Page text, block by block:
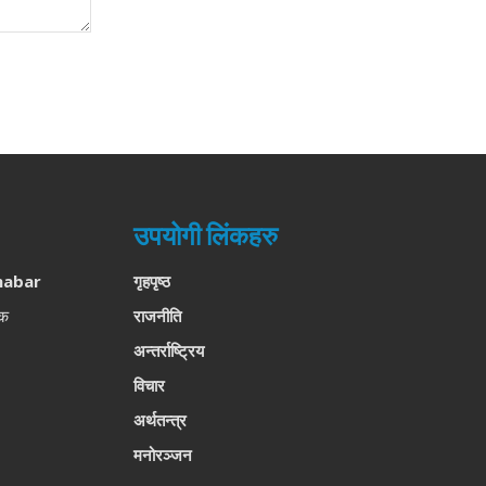
उपयोगी लिंकहरु
गृहपृष्ठ
राजनीति
अन्तर्राष्ट्रिय
विचार
अर्थतन्त्र
मनोरञ्जन